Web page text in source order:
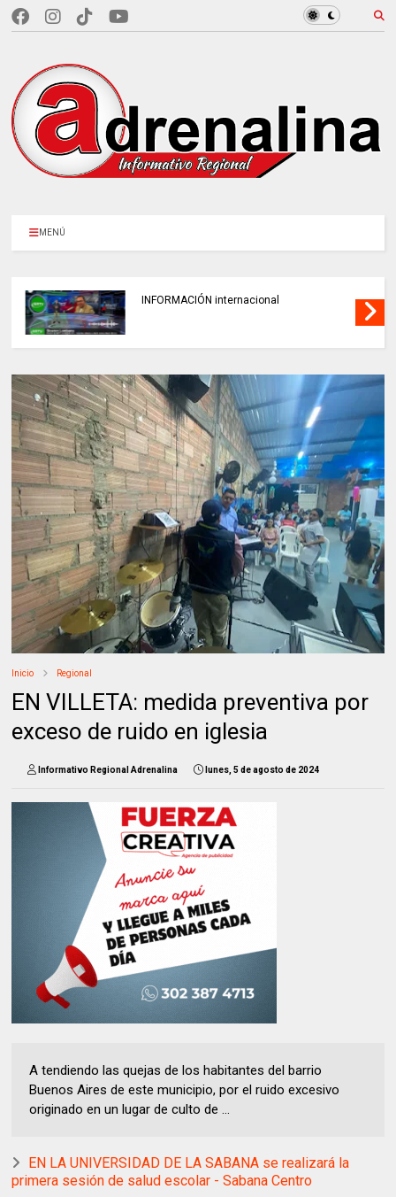
MENÚ
INFORMACIÓN internacional
Inicio Regional
EN VILLETA: medida preventiva por
exceso de ruido en iglesia
Informativo Regional Adrenalina lunes, 5 de agosto de 2024
A tendiendo las quejas de los habitantes del barrio
Buenos Aires de este municipio, por el ruido excesivo
originado en un lugar de culto de ...
EN LA UNIVERSIDAD DE LA SABANA se realizará la
primera sesión de salud escolar - Sabana Centro